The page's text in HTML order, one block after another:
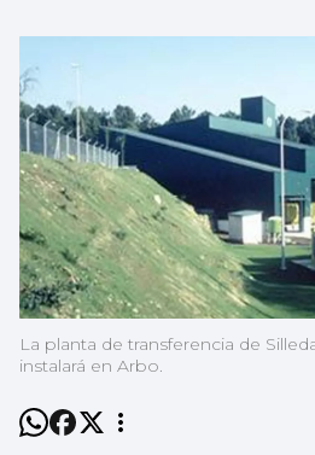
La planta de transferencia de
instalará en Arbo.